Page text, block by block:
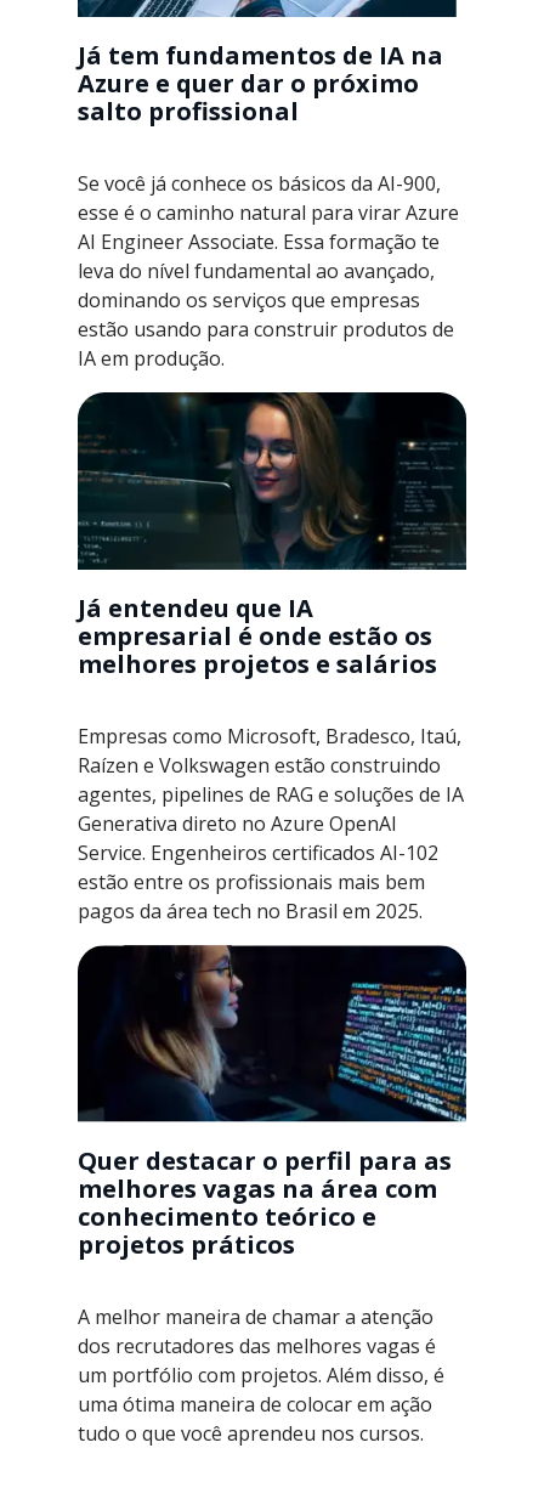
Já tem fundamentos de IA na
Azure e quer dar o próximo
salto profissional
Se você já conhece os básicos da AI-900,
esse é o caminho natural para virar Azure
AI Engineer Associate. Essa formação te
leva do nível fundamental ao avançado,
dominando os serviços que empresas
estão usando para construir produtos de
IA em produção.
Já entendeu que IA
empresarial é onde estão os
melhores projetos e salários
Empresas como Microsoft, Bradesco, Itaú,
Raízen e Volkswagen estão construindo
agentes, pipelines de RAG e soluções de IA
Generativa direto no Azure OpenAI
Service. Engenheiros certificados AI-102
estão entre os profissionais mais bem
pagos da área tech no Brasil em 2025.
Quer destacar o perfil para as
melhores vagas na área com
conhecimento teórico e
projetos práticos
A melhor maneira de chamar a atenção
dos recrutadores das melhores vagas é
um portfólio com projetos. Além disso, é
uma ótima maneira de colocar em ação
tudo o que você aprendeu nos cursos.